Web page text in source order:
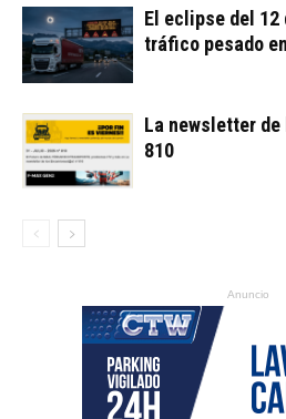
El eclipse del 12
tráfico pesado
La newsletter de
810
Anuncio